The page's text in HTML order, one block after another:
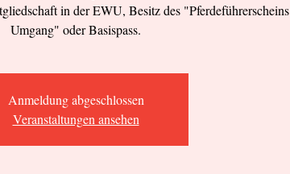
in der EWU, Besitz des "Pferdeführerscheins
Anmeldung abgeschlossen
Veranstaltungen ansehen